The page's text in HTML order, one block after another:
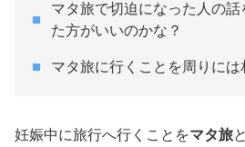
マタ旅で切迫になった人の
た方がいいのかな？
マタ旅に行くことを周りには
妊娠中に旅行へ行くことをマタ旅